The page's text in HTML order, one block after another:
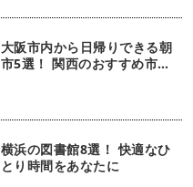
大阪市内から日帰りできる朝
市5選！ 関西のおすすめ市場
横浜の図書館8選！ 快適なひ
とり時間をあなたに